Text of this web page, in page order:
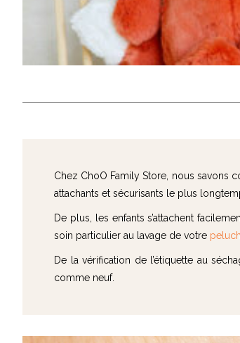
Chez ChoO Family Store, nous savons
attachants et sécurisants le plus
De plus, les enfants s’attachent
soin particulier au lavage de votre
De la vérification de l’étiquette au
comme neuf.